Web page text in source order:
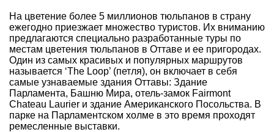
На цветение более 5 миллионов тюльпанов в страну
ежегодно приезжает множество туристов. Их вниманию
предлагаются специально разработанные туры по
местам цветения тюльпанов в Оттаве и ее пригородах.
Один из самых красивых и популярных маршрутов
называется ‘The Loop’ (петля), он включает в себя
самые узнаваемые здания Оттавы: Здание
Парламента, Башню Мира, отель-замок Fairmont
Chateau Laurier и здание Американского Посольства. В
парке на Парламентском холме в это время проходят
ремесленные выставки.